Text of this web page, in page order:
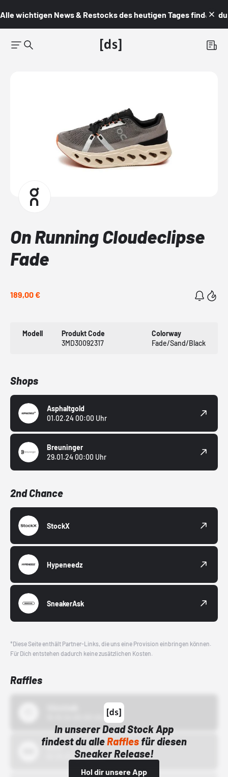
Alle wichtigen News & Restocks des heutigen Tages findest du
On Running Cloudeclipse
Fade
189,00 €
Modell
Produkt Code
3MD30092317
Colorway
Fade/Sand/Black
Shops
Asphaltgold
01.02.24 00:00 Uhr
Breuninger
29.01.24 00:00 Uhr
2nd Chance
StockX
Hypeneedz
SneakerAsk
*Diese Seite enthält Partner-Links, die uns eine Provision einbringen können.
Für Dich entstehen dadurch keine zusätzlichen Kosten.
Raffles
In unserer Dead Stock App
findest du alleRafflesfür diesen
Sneaker Release!
Hol dir unsere App
Bstn
01.10.22 00:00 Uhr